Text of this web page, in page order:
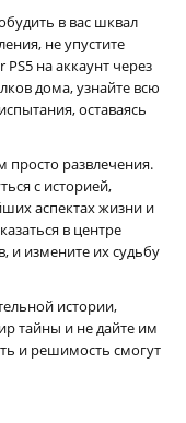
в вас шквал
не упустите
на аккаунт через
дома, узнайте всю
оставаясь
развлечения.
с историей,
аспектах жизни и
в центре
и измените их судьбу
истории,
тайны и не дайте им
и решимость смогут